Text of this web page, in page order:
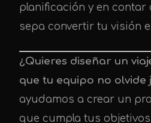
planificación y en
sepa convertir tu visión
¿Quieres diseñar un
que tu equipo no olvide
ayudamos a crear un
que cumpla tus